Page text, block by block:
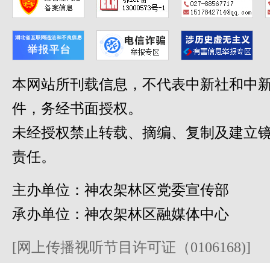
本网站所刊载信息，不代表中新社和中
件，务经书面授权。
未经授权禁止转载、摘编、复制及建立
责任。
主办单位：神农架林区党委宣传部
承办单位：神农架林区融媒体中心
[网上传播视听节目许可证（0106168)]